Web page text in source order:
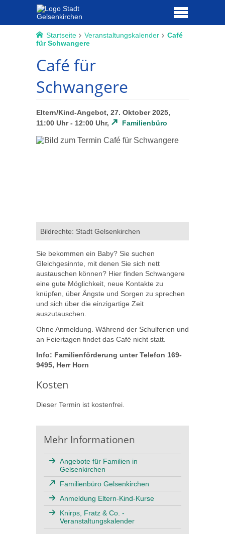
Startseite Veranstaltungskalender
Café
für Schwangere
Café für
Schwangere
Eltern/Kind-Angebot, 27. Oktober 2025,
11:00 Uhr - 12:00 Uhr,
Familienbüro
Bildrechte: Stadt Gelsenkirchen
Sie bekommen ein Baby? Sie suchen
Gleichgesinnte, mit denen Sie sich nett
austauschen können? Hier finden Schwangere
eine gute Möglichkeit, neue Kontakte zu
knüpfen, über Ängste und Sorgen zu sprechen
und sich über die einzigartige Zeit
auszutauschen.
Ohne Anmeldung. Während der Schulferien und
an Feiertagen findet das Café nicht statt.
Info: Familienförderung unter Telefon 169-
9495, Herr Horn
Kosten
Dieser Termin ist kostenfrei.
Mehr Informationen
Angebote für Familien in
Gelsenkirchen
Familienbüro Gelsenkirchen
Anmeldung Eltern-Kind-Kurse
Knirps, Fratz & Co. -
Veranstaltungskalender